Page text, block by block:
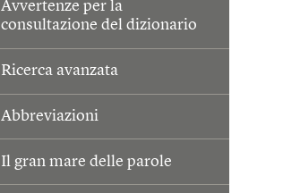
Avvertenze per la
consultazione del dizionario
Ricerca avanzata
Abbreviazioni
Il gran mare delle parole